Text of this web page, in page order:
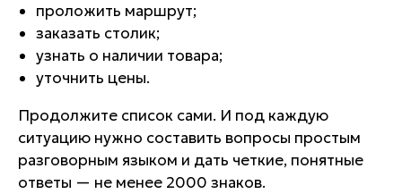
проложить маршрут;
заказать столик;
узнать о наличии товара;
уточнить цены.
Продолжите список сами. И под каждую
ситуацию нужно составить вопросы простым
разговорным языком и дать четкие, понятные
ответы — не менее 2000 знаков.